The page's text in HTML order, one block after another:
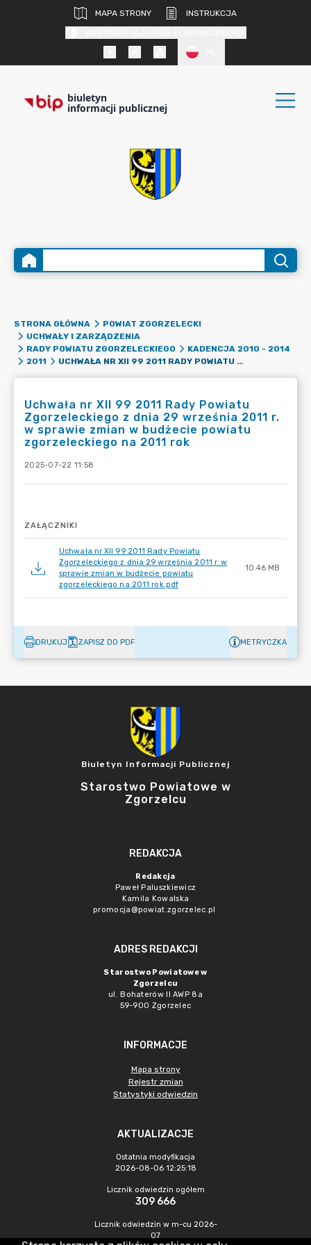
MAPA STRONY
INSTRUKCJA
biuletyn
informacji publicznej
STRONA GŁÓWNA
POWIAT ZGORZELECKI
UCHWAŁY I ZARZĄDZENIA
RADY POWIATU ZGORZELECKIEGO
KADENCJA 2010 - 2014
2011
UCHWAŁA NR XII 99 2011 RADY POWIATU ZGORZELECKIEGO Z DNIA 29 WRZEŚNIA 2011 R. W SPRAWIE ZMIAN W BUDŻECIE POWIATU ZGORZELECKIEGO NA 2011 ROK
Uchwała nr XII 99 2011 Rady Powiatu
Zgorzeleckiego z dnia 29 września 2011 r.
w sprawie zmian w budżecie powiatu
zgorzeleckiego na 2011 rok
2025-07-22 11:58
ZAŁĄCZNIKI
Uchwała nr XII 99 2011 Rady Powiatu
Zgorzeleckiego z dnia 29 września 2011 r. w
sprawie zmian w budżecie powiatu
zgorzeleckiego na 2011 rok.pdf
10.46 MB
DRUKUJ ZAPISZ DO PDF METRYCZKA
Biuletyn Informacji Publicznej
Starostwo Powiatowe w
Zgorzelcu
REDAKCJA
Redakcja
Paweł Paluszkiewicz
Kamila Kowalska
promocja@powiat.zgorzelec.pl
ADRES REDAKCJI
Starostwo Powiatowe w
Zgorzelcu
ul. Bohaterów II AWP 8a
59-900 Zgorzelec
INFORMACJE
Mapa strony
Rejestr zmian
Statystyki odwiedzin
AKTUALIZACJE
Ostatnia modyfikacja
2026-08-06 12:25:18
Licznik odwiedzin ogółem
309 666
Licznik odwiedzin w m-cu 2026-
07